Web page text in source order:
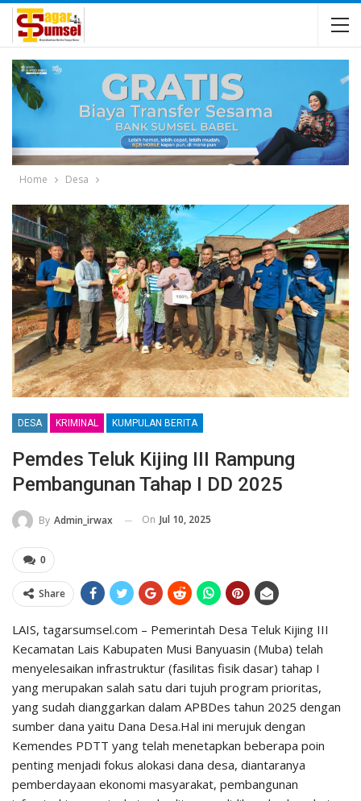
Home Desa
DESA KRIMINAL KUMPULAN BERITA
Pemdes Teluk Kijing III Rampung
Pembangunan Tahap I DD 2025
By Admin_irwax On Jul 10, 2025
0
Share
LAIS, tagarsumsel.com – Pemerintah Desa Teluk Kijing III
Kecamatan Lais Kabupaten Musi Banyuasin (Muba) telah
menyelesaikan infrastruktur (fasilitas fisik dasar) tahap I
yang merupakan salah satu dari tujuh program prioritas,
yang sudah dianggarkan dalam APBDes tahun 2025 dengan
sumber dana yaitu Dana Desa.Hal ini merujuk dengan
Kemendes PDTT yang telah menetapkan beberapa poin
penting menjadi fokus alokasi dana desa, diantaranya
pemberdayaan ekonomi masyarakat, pembangunan